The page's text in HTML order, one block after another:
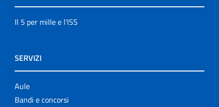
Il 5 per mille e l'ISS
SERVIZI
Aule
Bandi e concorsi